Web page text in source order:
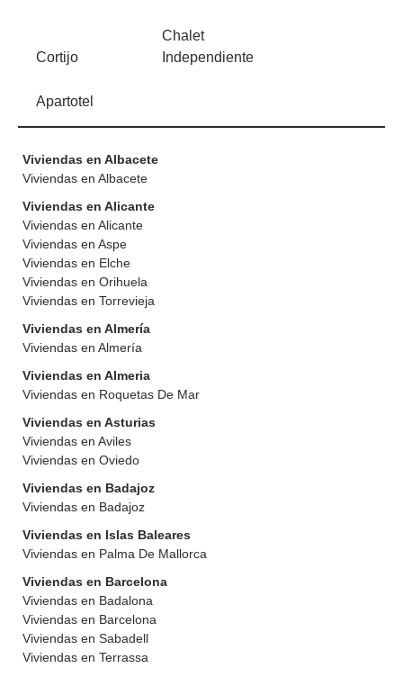
Cortijo
Chalet
Independiente
Apartotel
Viviendas en Albacete
Viviendas en Albacete
Viviendas en Alicante
Viviendas en Alicante
Viviendas en Aspe
Viviendas en Elche
Viviendas en Orihuela
Viviendas en Torrevieja
Viviendas en Almería
Viviendas en Almería
Viviendas en Almeria
Viviendas en Roquetas De Mar
Viviendas en Asturias
Viviendas en Aviles
Viviendas en Oviedo
Viviendas en Badajoz
Viviendas en Badajoz
Viviendas en Islas Baleares
Viviendas en Palma De Mallorca
Viviendas en Barcelona
Viviendas en Badalona
Viviendas en Barcelona
Viviendas en Sabadell
Viviendas en Terrassa